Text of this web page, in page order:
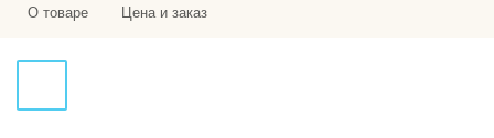
О товаре Цена и заказ